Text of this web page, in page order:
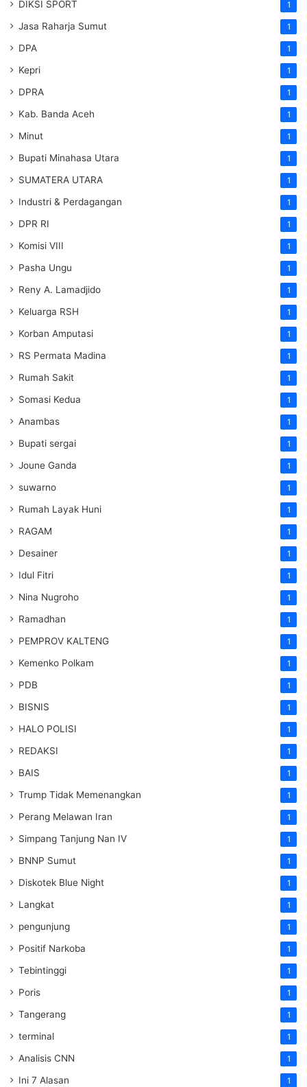
DIKSI SPORT 1
Jasa Raharja Sumut 1
DPA 1
Kepri 1
DPRA 1
Kab. Banda Aceh 1
Minut 1
Bupati Minahasa Utara 1
SUMATERA UTARA 1
Industri & Perdagangan 1
DPR RI 1
Komisi VIII 1
Pasha Ungu 1
Reny A. Lamadjido 1
Keluarga RSH 1
Korban Amputasi 1
RS Permata Madina 1
Rumah Sakit 1
Somasi Kedua 1
Anambas 1
Bupati sergai 1
Joune Ganda 1
suwarno 1
Rumah Layak Huni 1
RAGAM 1
Desainer 1
Idul Fitri 1
Nina Nugroho 1
Ramadhan 1
PEMPROV KALTENG 1
Kemenko Polkam 1
PDB 1
BISNIS 1
HALO POLISI 1
REDAKSI 1
BAIS 1
Trump Tidak Memenangkan 1
Perang Melawan Iran 1
Simpang Tanjung Nan IV 1
BNNP Sumut 1
Diskotek Blue Night 1
Langkat 1
pengunjung 1
Positif Narkoba 1
Tebintinggi 1
Poris 1
Tangerang 1
terminal 1
Analisis CNN 1
Ini 7 Alasan 1